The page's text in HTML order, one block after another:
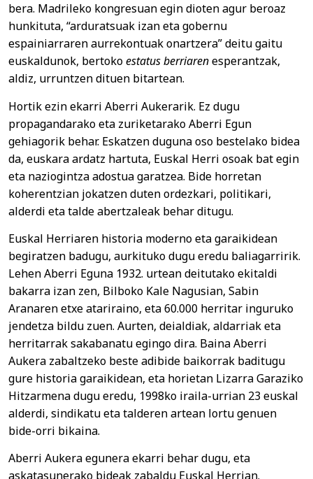
bera. Madrileko kongresuan egin dioten agur beroaz
hunkituta, “arduratsuak izan eta gobernu
espainiarraren aurrekontuak onartzera” deitu gaitu
euskaldunok, bertokoestatus berriarenesperantzak,
aldiz, urruntzen dituen bitartean.
Hortik ezin ekarri Aberri Aukerarik. Ez dugu
propagandarako eta zuriketarako Aberri Egun
gehiagorik behar. Eskatzen duguna oso bestelako bidea
da, euskara ardatz hartuta, Euskal Herri osoak bat egin
eta naziogintza adostua garatzea. Bide horretan
koherentzian jokatzen duten ordezkari, politikari,
alderdi eta talde abertzaleak behar ditugu.
Euskal Herriaren historia moderno eta garaikidean
begiratzen badugu, aurkituko dugu eredu baliagarririk.
Lehen Aberri Eguna 1932. urtean deitutako ekitaldi
bakarra izan zen, Bilboko Kale Nagusian, Sabin
Aranaren etxe atariraino, eta 60.000 herritar inguruko
jendetza bildu zuen. Aurten, deialdiak, aldarriak eta
herritarrak sakabanatu egingo dira. Baina Aberri
Aukera zabaltzeko beste adibide baikorrak baditugu
gure historia garaikidean, eta horietan Lizarra Garaziko
Hitzarmena dugu eredu, 1998ko iraila-urrian 23 euskal
alderdi, sindikatu eta talderen artean lortu genuen
bide-orri bikaina.
Aberri Aukera egunera ekarri behar dugu, eta
askatasunerako bideak zabaldu Euskal Herrian.